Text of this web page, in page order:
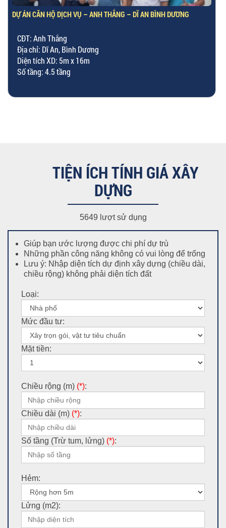
DỰ ÁN CĂN HỘ DỊCH VỤ – ANH THẮNG – DĨ AN BÌNH DƯƠNG
CĐT: Anh Thắng
Địa chỉ: Dĩ An, Bình Dương
Diện tích XD: 5m x 16m
Số tầng: 4.5 tầng
TIỆN ÍCH TÍNH GIÁ XÂY
DỰNG
5649 lượt sử dụng
Giúp bạn ước lượng được chi phí dự trù
Những phần công năng không có vui lòng để trống
Lưu ý: Nhập diện tích dự định xây dựng (chiều dài,
chiều rộng) không phải diện tích đất
Loại:
Mức đầu tư:
Mặt tiền:
Chiều rộng (m) (*):
Chiều dài (m) (*):
Số tầng (Trừ tum, lửng) (*):
Hẻm:
Lửng (m2):